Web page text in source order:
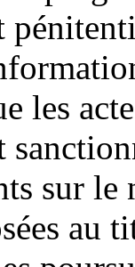
les
sur le
au